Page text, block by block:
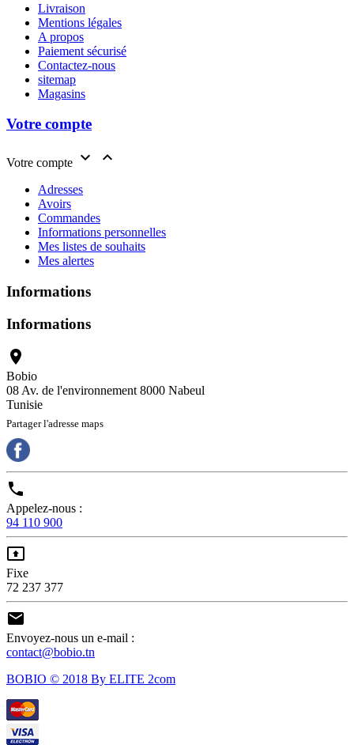
Livraison
Mentions légales
A propos
Paiement sécurisé
Contactez-nous
sitemap
Magasins
Votre compte
Votre compte  
Adresses
Avoirs
Commandes
Informations personnelles
Mes listes de souhaits
Mes alertes
Informations
Informations

Bobio
08 Av. de l'environnement 8000 Nabeul
Tunisie
Partager l'adresse maps

Appelez-nous :
94 110 900

Fixe
72 237 377

Envoyez-nous un e-mail :
contact@bobio.tn
BOBIO © 2018 By ELITE 2com